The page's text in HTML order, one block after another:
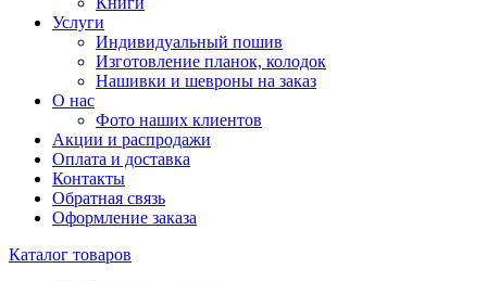
Услуги
Индивидуальный пошив
Изготовление планок, колодок
Нашивки и шевроны на заказ
О нас
Фото наших клиентов
Акции и распродажи
Оплата и доставка
Контакты
Обратная связь
Оформление заказа
Каталог товаров